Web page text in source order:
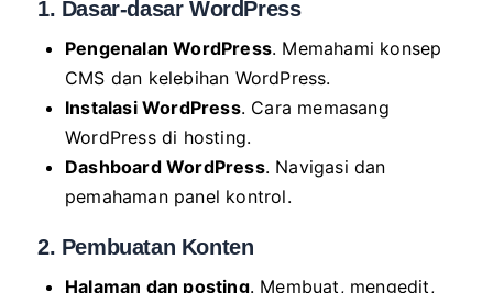
1. Dasar-dasar WordPress
Pengenalan WordPress. Memahami konsep
CMS dan kelebihan WordPress.
Instalasi WordPress. Cara memasang
WordPress di hosting.
Dashboard WordPress. Navigasi dan
pemahaman panel kontrol.
2. Pembuatan Konten
Halaman dan posting. Membuat, mengedit,